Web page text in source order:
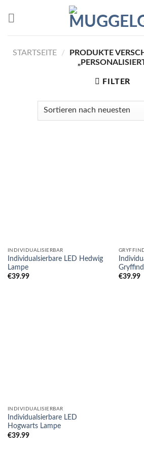
STARTSEITE /
PRODUKTE
FILTER
INDIVIDUALISIERBAR
Individualsierbare LED Hedwig
Lampe
€39.99
€39.99
INDIVIDUALISIERBAR
Individualsierbare LED
Hogwarts Lampe
€39.99